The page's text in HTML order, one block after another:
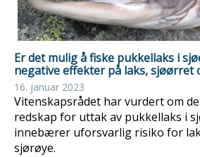
Er det mulig å fiske pukkellaks i
negative effekter på laks, sjøørret
16. januar 2023
Vitenskapsrådet har vurdert om
redskap for uttak av pukkellaks i
innebærer uforsvarlig risiko for
sjørøye.